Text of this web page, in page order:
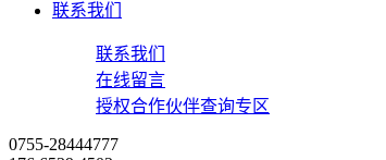
联系我们
联系我们
在线留言
授权合作伙伴查询专区
0755-28444777